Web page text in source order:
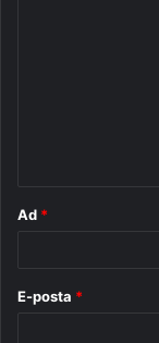
Ad *
E-posta *